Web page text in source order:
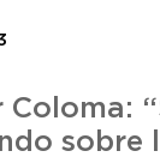
Coloma:
sobre